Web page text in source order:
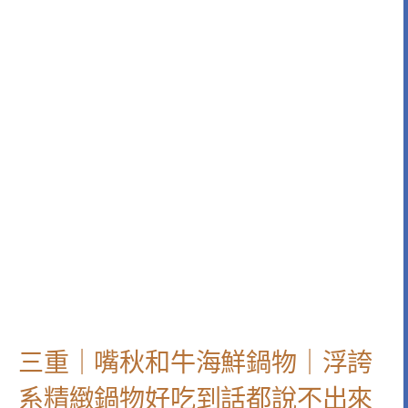
三重｜嘴秋和牛海鮮鍋物｜浮誇
系精緻鍋物好吃到話都說不出來